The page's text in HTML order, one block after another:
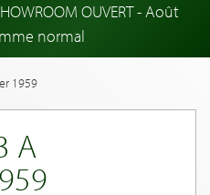
OUVERT - Août
normal
1959
A